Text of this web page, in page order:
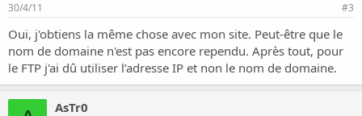
30/4/11 #3
Oui, j'obtiens la même chose avec mon site. Peut-être que le
nom de domaine n'est pas encore rependu. Après tout, pour
le FTP j'ai dû utiliser l’adresse IP et non le nom de domaine.
AsTr0